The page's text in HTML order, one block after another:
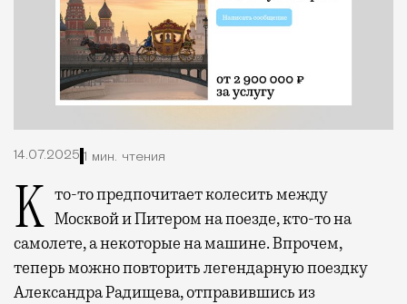
14.07.2025 1 мин. чтения
Кто-то предпочитает колесить между Москвой и Питером на поезде, кто-то на
самолете, а некоторые на машине. Впрочем,
теперь можно повторить легендарную поездку
Александра Радищева, отправившись из